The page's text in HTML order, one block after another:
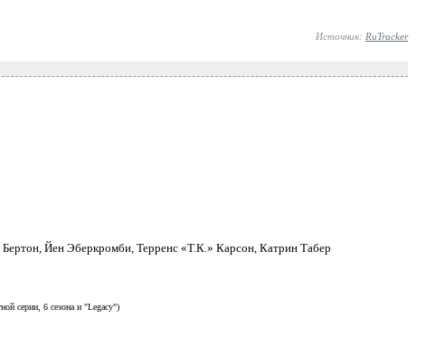
Источник: RuTracker
Йен Эберкромби, Терренс «Т.К.» Карсон, Катрин Табер
серии, 6 сезона и "Legacy")